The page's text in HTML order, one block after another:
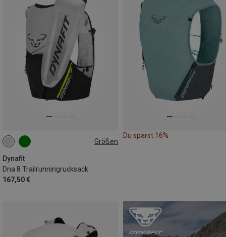
Größen
Dynafit
Dna 8 Trailrunningrucksack
167,50 €
8L | M-L 8L | XL
Du sparst 16%